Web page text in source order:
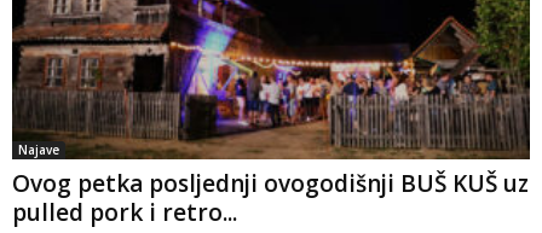
Najave
Ovog petka posljednji ovogodišnji BUŠ KUŠ uz
pulled pork i retro...